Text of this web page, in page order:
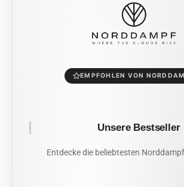
EMPFOHLEN VON
Unsere Bestseller
Entdecke die beliebtesten